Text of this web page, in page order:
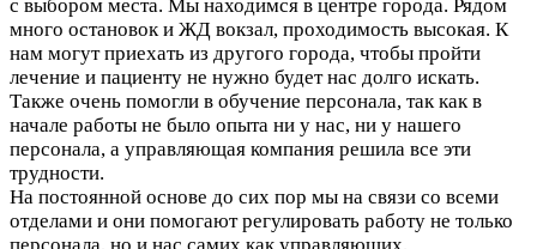
с выбором места. Мы находимся в центре города. Рядом
много остановок и ЖД вокзал, проходимость высокая. К
нам могут приехать из другого города, чтобы пройти
лечение и пациенту не нужно будет нас долго искать.
Также очень помогли в обучение персонала, так как в
начале работы не было опыта ни у нас, ни у нашего
персонала, а управляющая компания решила все эти
трудности.
На постоянной основе до сих пор мы на связи со всеми
отделами и они помогают регулировать работу не только